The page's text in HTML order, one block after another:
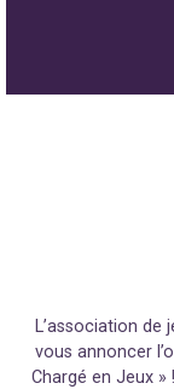
L’association de
vous annoncer
Chargé en Jeux